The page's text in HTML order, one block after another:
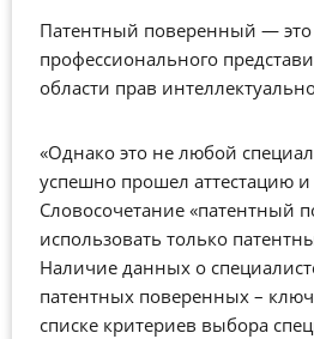
Патентный поверенный —
профессионального
области прав
«Однако это не любой
успешно прошел аттестацию и
Словосочетание «патентный
использовать только
Наличие данных о
патентных поверенных –
списке критериев выбора